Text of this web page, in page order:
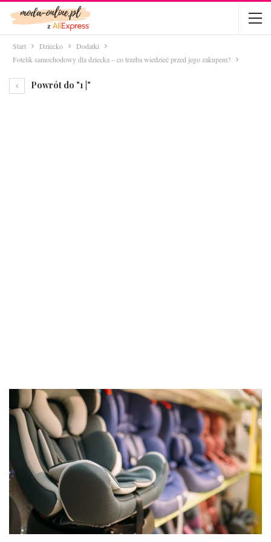
Start Dziecko
Dodatki
Fotelik samochodowy dla dziecka – co trzeba wiedzieć przed jego zakupem?
Powrót do "1 |"